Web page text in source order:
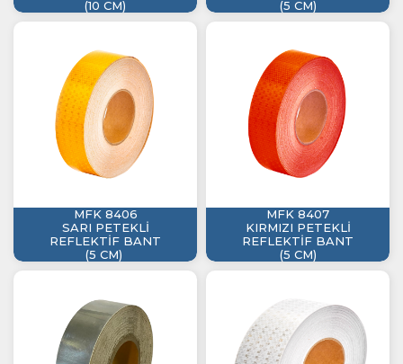
(10 CM) (5 CM)
MFK 8406
SARI PETEKLİ
REFLEKTİF BANT
(5 CM)
MFK 8407
KIRMIZI PETEKLİ
REFLEKTİF BANT
(5 CM)